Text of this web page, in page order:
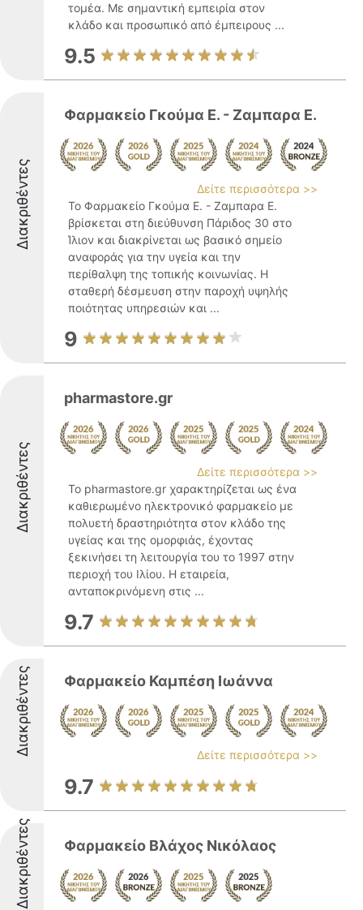
τομέα. Με σημαντική εμπειρία στον
κλάδο και προσωπικό από έμπειρους ...
9.5
Διακριθέντες
Φαρμακείο Γκούμα Ε. - Ζαμπαρα Ε.
Δείτε περισσότερα >>
Το Φαρμακείο Γκούμα Ε. - Ζαμπαρα Ε.
βρίσκεται στη διεύθυνση Πάριδος 30 στο
Ίλιον και διακρίνεται ως βασικό σημείο
αναφοράς για την υγεία και την
περίθαλψη της τοπικής κοινωνίας. Η
σταθερή δέσμευση στην παροχή υψηλής
ποιότητας υπηρεσιών και ...
9
Διακριθέντες
pharmastore.gr
Δείτε περισσότερα >>
Το pharmastore.gr χαρακτηρίζεται ως ένα
καθιερωμένο ηλεκτρονικό φαρμακείο με
πολυετή δραστηριότητα στον κλάδο της
υγείας και της ομορφιάς, έχοντας
ξεκινήσει τη λειτουργία του το 1997 στην
περιοχή του Ιλίου. Η εταιρεία,
ανταποκρινόμενη στις ...
9.7
Διακριθέντες Φαρμακείο Καμπέση Ιωάννα
Δείτε περισσότερα >>
9.7
Διακριθέντες Φαρμακείο Βλάχος Νικόλαος